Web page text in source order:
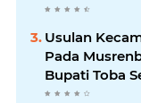
Usulan
Pada
Bupati Toba Semua Usulan
Harus